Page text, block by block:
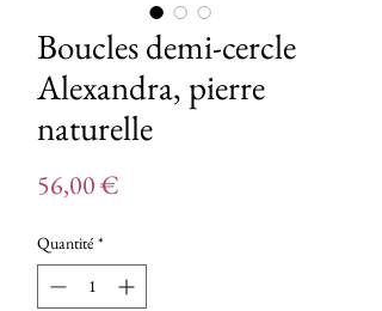
Boucles demi-cercle
Alexandra, pierre
naturelle
56,00 €
Quantité *